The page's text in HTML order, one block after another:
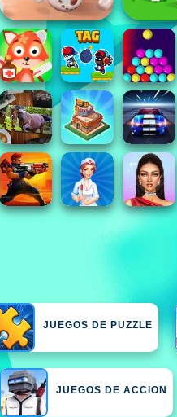
JUEGOS DE PUZZLE
JUEGOS DE ACCION